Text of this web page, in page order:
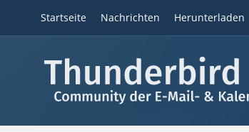
Startseite Nachrichten Herunterladen